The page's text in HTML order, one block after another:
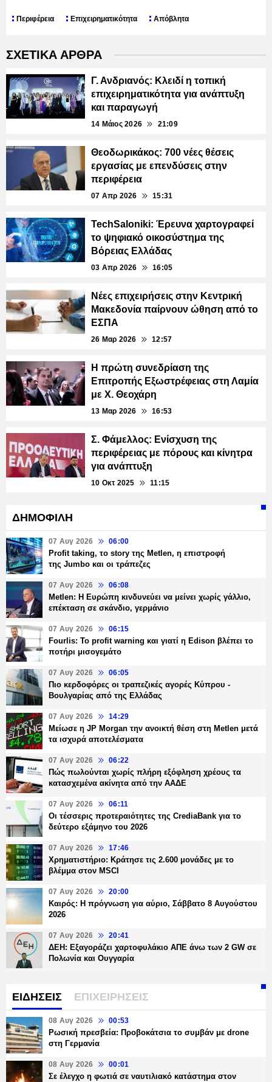
Περιφέρεια Επιχειρηματικότητα Απόβλητα
ΣΧΕΤΙΚΑ ΑΡΘΡΑ
Γ. Ανδριανός: Κλειδί η τοπική
επιχειρηματικότητα για ανάπτυξη
και παραγωγή
14 Μάιος 2026 21:09
Θεοδωρικάκος: 700 νέες θέσεις
εργασίας με επενδύσεις στην
περιφέρεια
07 Απρ 2026 15:31
TechSaloniki: Έρευνα χαρτογραφεί
το ψηφιακό οικοσύστημα της
Βόρειας Ελλάδας
03 Απρ 2026 16:05
Νέες επιχειρήσεις στην Κεντρική
Μακεδονία παίρνουν ώθηση από το
ΕΣΠΑ
26 Μαρ 2026 12:57
Η πρώτη συνεδρίαση της
Επιτροπής Εξωστρέφειας στη Λαμία
με Χ. Θεοχάρη
13 Μαρ 2026 16:53
Σ. Φάμελλος: Ενίσχυση της
περιφέρειας με πόρους και κίνητρα
για ανάπτυξη
10 Οκτ 2025 11:15
ΔΗΜΟΦΙΛΗ
07 Αυγ 2026 06:00
Profit taking, το story της Metlen, η επιστροφή
της Jumbo και οι τράπεζες
07 Αυγ 2026 06:08
Metlen: Η Ευρώπη κινδυνεύει να μείνει χωρίς γάλλιο,
επέκταση σε σκάνδιο, γερμάνιο
07 Αυγ 2026 06:15
Fourlis: Το profit warning και γιατί η Edison βλέπει το
ποτήρι μισογεμάτο
07 Αυγ 2026 06:05
Πιο κερδοφόρες οι τραπεζικές αγορές Κύπρου -
Βουλγαρίας από της Ελλάδας
07 Αυγ 2026 14:29
Μείωσε η JP Morgan την ανοικτή θέση στη Metlen μετά
τα ισχυρά αποτελέσματα
07 Αυγ 2026 06:22
Πώς πωλούνται χωρίς πλήρη εξόφληση χρέους τα
κατασχεμένα ακίνητα από την ΑΑΔΕ
07 Αυγ 2026 06:11
Οι τέσσερις προτεραιότητες της CrediaBank για το
δεύτερο εξάμηνο του 2026
07 Αυγ 2026 17:46
Χρηματιστήριο: Κράτησε τις 2.600 μονάδες με το
βλέμμα στον MSCI
07 Αυγ 2026 20:00
Καιρός: Η πρόγνωση για αύριο, Σάββατο 8 Αυγούστου
2026
07 Αυγ 2026 20:41
ΔΕΗ: Εξαγοράζει χαρτοφυλάκιο ΑΠΕ άνω των 2 GW σε
Πολωνία και Ουγγαρία
ΕΙΔΗΣΕΙΣ ΕΠΙΧΕΙΡΗΣΕΙΣ
08 Αυγ 2026 00:53
Ρωσική πρεσβεία: Προβοκάτσια το συμβάν με drone
στη Γερμανία
08 Αυγ 2026 00:01
Σε έλεγχο η φωτιά σε ναυτιλιακό κατάστημα στον